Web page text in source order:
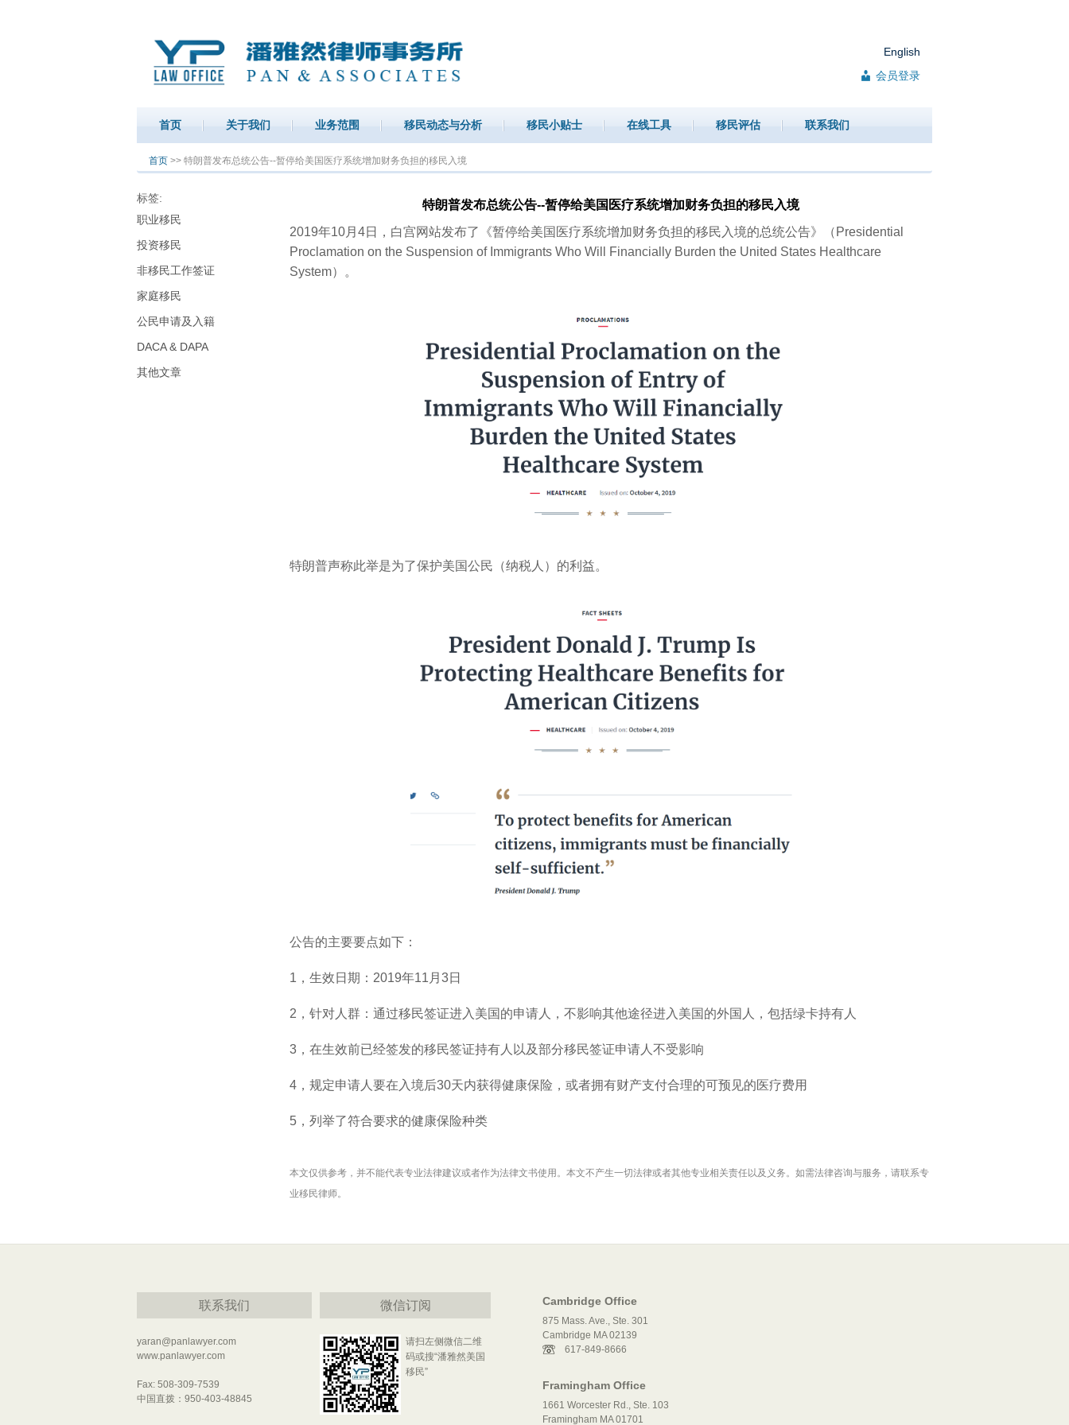
English
会员登录
首页 关于我们 业务范围 移民动态与分析 移民小贴士 在线工具 移民评估 联系我们
你在这里
首页 >> 特朗普发布总统公告--暂停给美国医疗系统增加财务负担的移民入境
标签:
职业移民
投资移民
非移民工作签证
家庭移民
公民申请及入籍
DACA & DAPA
其他文章
特朗普发布总统公告--暂停给美国医疗系统增加财务负担的移民入境
2019年10月4日，白宫网站发布了《暂停给美国医疗系统增加财务负担的移民入境的总统公告》（Presidential
Proclamation on the Suspension of Immigrants Who Will Financially Burden the United States Healthcare
System）。
特朗普声称此举是为了保护美国公民（纳税人）的利益。
公告的主要要点如下：
1，生效日期：2019年11月3日
2，针对人群：通过移民签证进入美国的申请人，不影响其他途径进入美国的外国人，包括绿卡持有人
3，在生效前已经签发的移民签证持有人以及部分移民签证申请人不受影响
4，规定申请人要在入境后30天内获得健康保险，或者拥有财产支付合理的可预见的医疗费用
5，列举了符合要求的健康保险种类
本文仅供参考，并不能代表专业法律建议或者作为法律文书使用。本文不产生一切法律或者其他专业相关责任以及义务。如需法律咨询与服务，请联系专
业移民律师。
联系我们
yaran@panlawyer.com
www.panlawyer.com
Fax: 508-309-7539
中国直拨：950-403-48845
微信订阅
请扫左侧微信二维
码或搜“潘雅然美国
移民”
Cambridge Office
875 Mass. Ave., Ste. 301
Cambridge MA 02139
617-849-8666
Framingham Office
1661 Worcester Rd., Ste. 103
Framingham MA 01701